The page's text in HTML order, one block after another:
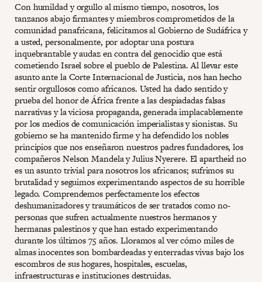
Con humildad y orgullo al mismo tiempo, nosotros, los
tanzanos abajo firmantes y miembros comprometidos de la
comunidad panafricana, felicitamos al Gobierno de Sudáfrica y
a usted, personalmente, por adoptar una postura
inquebrantable y audaz en contra del genocidio que está
cometiendo Israel sobre el pueblo de Palestina. Al llevar este
asunto ante la Corte Internacional de Justicia, nos han hecho
sentir orgullosos como africanos. Usted ha dado sentido y
prueba del honor de África frente a las despiadadas falsas
narrativas y la viciosa propaganda, generada implacablemente
por los medios de comunicación imperialistas y sionistas. Su
gobierno se ha mantenido firme y ha defendido los nobles
principios que nos enseñaron nuestros padres fundadores, los
compañeros Nelson Mandela y Julius Nyerere. El apartheid no
es un asunto trivial para nosotros los africanos; sufrimos su
brutalidad y seguimos experimentando aspectos de su horrible
legado. Comprendemos perfectamente los efectos
deshumanizadores y traumáticos de ser tratados como no-
personas que sufren actualmente nuestros hermanos y
hermanas palestinos y que han estado experimentando
durante los últimos 75 años. Lloramos al ver cómo miles de
almas inocentes son bombardeadas y enterradas vivas bajo los
escombros de sus hogares, hospitales, escuelas,
infraestructuras e instituciones destruidas.